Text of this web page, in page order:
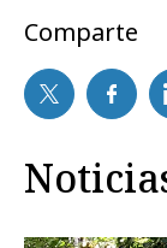
Comparte